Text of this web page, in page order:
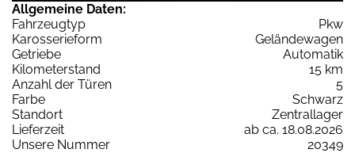
Allgemeine Daten:
Fahrzeugtyp
Pkw
Karosserieform
Geländewagen
Getriebe
Automatik
Kilometerstand
15 km
Anzahl der Türen
5
Farbe
Schwarz
Standort
Zentrallager
Lieferzeit
ab ca. 18.08.2026
Unsere Nummer
20349